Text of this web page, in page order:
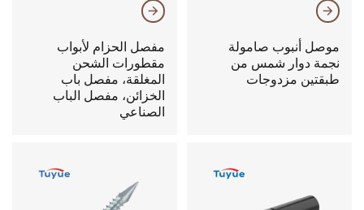
𐃔
موصل أنبوب صامولة
نجمة دوار شمس من
طبقتين مزدوجات
𐃔
مفصل الحزام لأبواب
مقطورات الشحن
المغلقة، مفصل باب
الخزائن، مفصل الباب
الصناعي